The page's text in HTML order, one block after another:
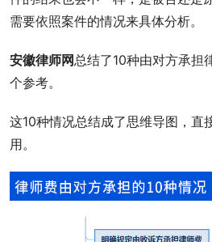
需要依照案件的情况来具体分析。
安徽律师网总结了10种由对方承担
个参考。
这10种情况总结成了思维导图，直
用。